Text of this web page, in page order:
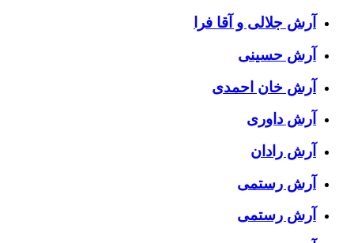
آرش جلالی و آقا فرا
آرش حسینی
آرش خان احمدی
آرش داوری
آرش رادان
آرش رستمى
آرش رستمی